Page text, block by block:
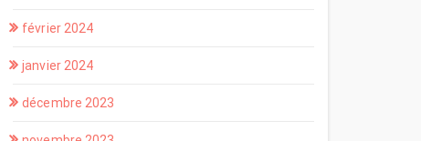
février 2024
janvier 2024
décembre 2023